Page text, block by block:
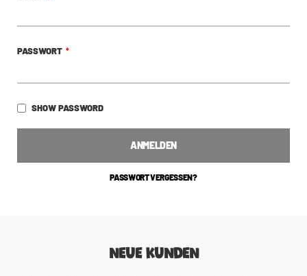
PASSWORT
SHOW PASSWORD
ANMELDEN
PASSWORT VERGESSEN?
NEUE KUNDEN